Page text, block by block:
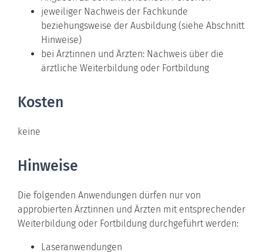
jeweiliger Nachweis der Fachkunde
beziehungsweise der Ausbildung (siehe Abschnitt
Hinweise)
bei Ärztinnen und Ärzten: Nachweis über die
ärztliche Weiterbildung oder Fortbildung
Kosten
keine
Hinweise
Die folgenden Anwendungen dürfen nur von
approbierten Ärztinnen und Ärzten mit entsprechender
Weiterbildung oder Fortbildung durchgeführt werden:
Laseranwendungen